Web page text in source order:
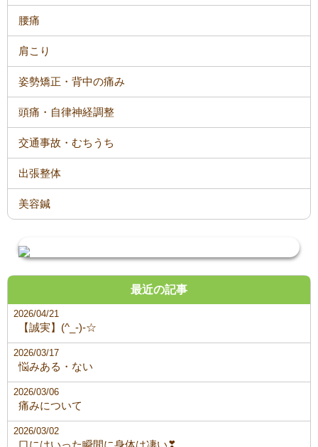
腰痛
肩こり
姿勢矯正・背中の痛み
頭痛・自律神経調整
交通事故・むちうち
出張整体
美容鍼
最近の記事
【誠実】(^_-)-☆
2026/04/21
悩みある・ない
2026/03/17
痛みについて
2026/03/06
口にはいった瞬間に身体は凄い❣
2026/03/02